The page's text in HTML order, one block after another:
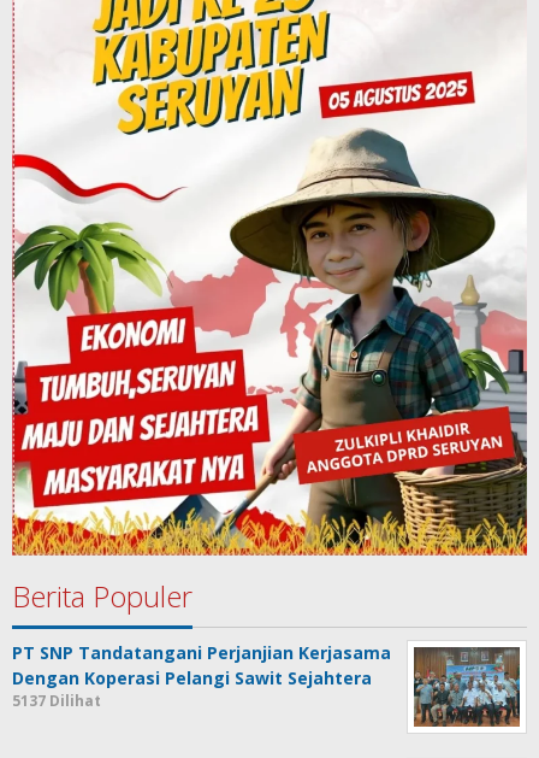
Berita Populer
PT SNP Tandatangani Perjanjian Kerjasama
Dengan Koperasi Pelangi Sawit Sejahtera
5137 Dilihat